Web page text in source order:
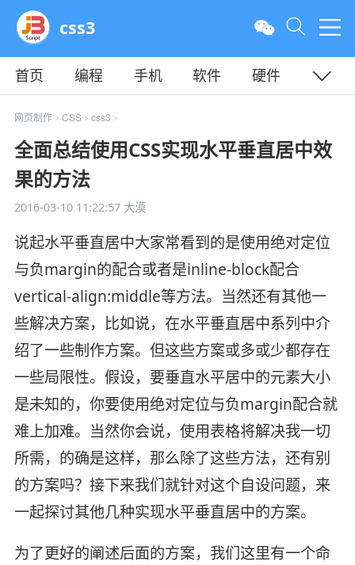
css3
首页 编程 手机 软件
硬件
教程
平面
网页制作> CSS> css3 >
全面总结使用CSS实现水平垂直居中效
果的方法
2016-03-10 11:22:57大漠
说起水平垂直居中大家常看到的是使用绝对定位
与负margin的配合或者是inline-block配合
vertical-align:middle等方法。当然还有其他一
些解决方案，比如说，在水平垂直居中系列中介
绍了一些制作方案。但这些方案或多或少都存在
一些局限性。假设，要垂直水平居中的元素大小
是未知的，你要使用绝对定位与负margin配合就
难上加难。当然你会说，使用表格将解决我一切
所需，的确是这样，那么除了这些方法，还有别
的方案吗？接下来我们就针对这个自设问题，来
一起探讨其他几种实现水平垂直居中的方案。
为了更好的阐述后面的方案，我们这里有一个命